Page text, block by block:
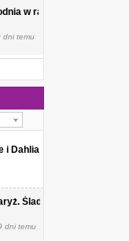
w raju
dni temu
i Dahlia
Śladem malarek,
dni temu